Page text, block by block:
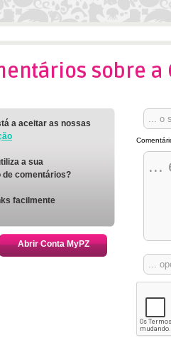
sobre a
a aceitar as nossas
a sua
de comentários?
facilmente
Abrir Conta MyPZ